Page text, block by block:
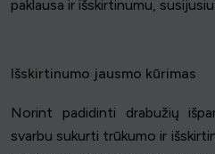
paklausa ir išskirtinumu,
Išskirtinumo jausmo kūrimas
Norint padidinti drabužių
svarbu sukurti trūkumo ir